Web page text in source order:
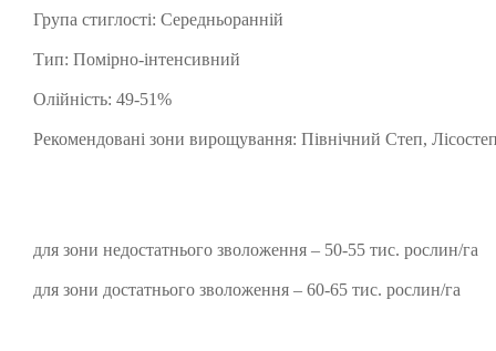
Група стиглості: Середньоранній
Тип: Помірно-інтенсивний
Олійність: 49-51%
Рекомендовані зони вирощування: Північний Степ,
для зони недостатнього зволоження – 50-55 тис. рослин/га
для зони достатнього зволоження – 60-65 тис. рослин/га